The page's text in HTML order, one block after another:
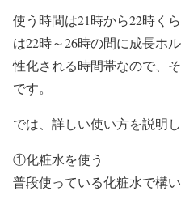
使う時間は21時から22時く
は22時～26時の間に成長ホ
性化される時間帯なので、
です。
では、詳しい使い方を説明
①化粧水を使う
普段使っている化粧水で構い